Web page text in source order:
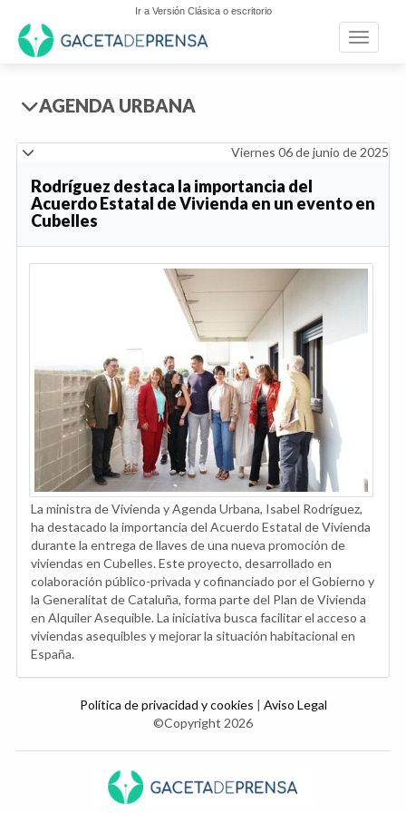
Ir a Versión Clásica o escritorio
Toggle
AGENDA URBANA
Viernes 06 de junio de 2025
Rodríguez destaca la importancia del
Acuerdo Estatal de Vivienda en un evento en
Cubelles
La ministra de Vivienda y Agenda Urbana, Isabel Rodríguez,
ha destacado la importancia del Acuerdo Estatal de Vivienda
durante la entrega de llaves de una nueva promoción de
viviendas en Cubelles. Este proyecto, desarrollado en
colaboración público-privada y cofinanciado por el Gobierno y
la Generalitat de Cataluña, forma parte del Plan de Vivienda
en Alquiler Asequible. La iniciativa busca facilitar el acceso a
viviendas asequibles y mejorar la situación habitacional en
España.
Política de privacidad y cookies | Aviso Legal
©Copyright 2026